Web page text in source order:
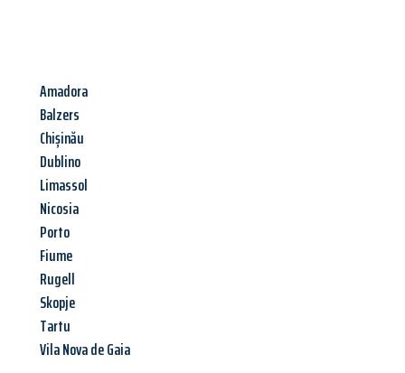
Amadora
Balzers
Chișinău
Dublino
Limassol
Nicosia
Porto
Fiume
Rugell
Skopje
Tartu
Vila Nova de Gaia